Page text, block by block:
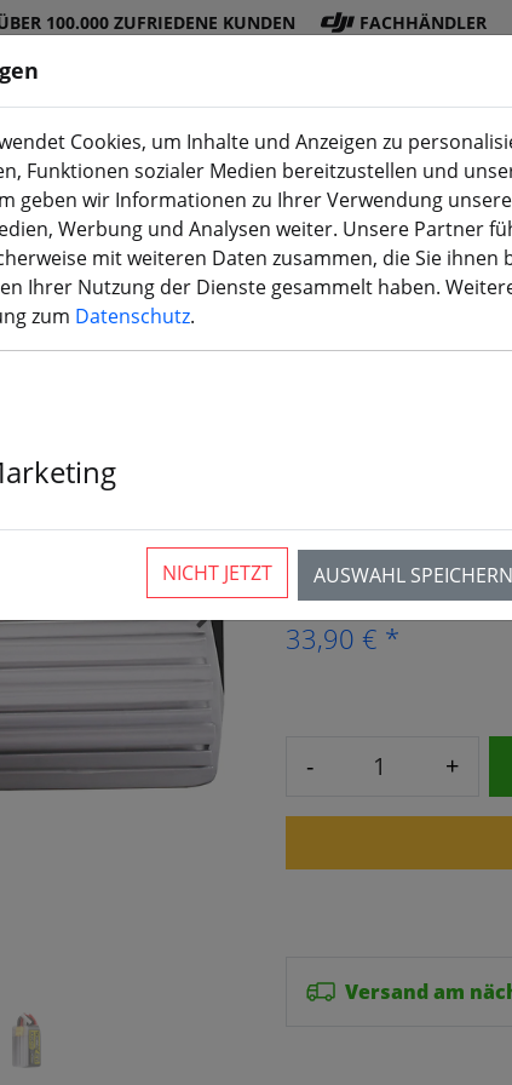
100.000 ZUFRIEDENE KUNDEN FACHHÄNDLER
DJI
Shop
Akku
s
Propelle
r
Zubehö
r
3D
Tattu R-
150C 29.6V
›
5 Stück verfügbar
33,90 € *
- +
Versand am
Cookies, um Inhalte und Anzeigen zu
Funktionen sozialer Medien bereitzustellen und
geben wir Informationen zu Ihrer Verwendung
Werbung und Analysen weiter. Unsere Partner
mit weiteren Daten zusammen, die Sie ihnen
Ihrer Nutzung der Dienste gesammelt haben.
zum Datenschutz.
AUSWAHL SPEICHERN
NICHT JETZT